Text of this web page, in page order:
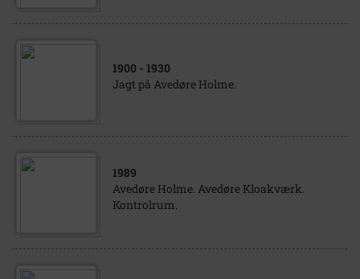
1900 - 1930
Jagt på Avedøre Holme.
1989
Avedøre Holme. Avedøre Kloakværk.
Kontrolrum.